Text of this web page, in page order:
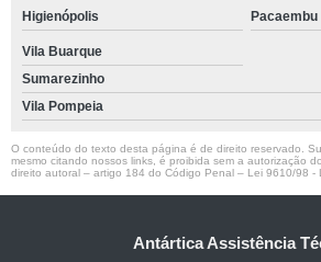
Higienópolis Pacaembu
Vila Buarque
Sumarezinho
Vila Pompeia
O conteúdo do texto desta página é de direito reservado.
mesmo citando nossos links, é proibida sem a autorização
direito autoral – artigo 184 do Código Penal – Lei 9610/98 -
Antártica Assistência